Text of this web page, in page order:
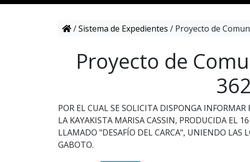
/Sistema de Expedientes / Proyecto de
Proyecto de
POR EL CUAL SE SOLICITA DISPONGA
LA KAYAKISTA MARISA CASSIN, PRODUCIDA EL
LLAMADO "DESAFÍO DEL CARCA", UNIENDO LAS
GABOTO.